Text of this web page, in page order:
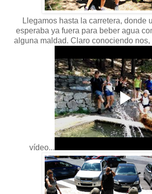
Llegamos hasta la carretera, donde
esperaba ya fuera para beber agua
alguna maldad. Claro conociendo nos,
vídeo...